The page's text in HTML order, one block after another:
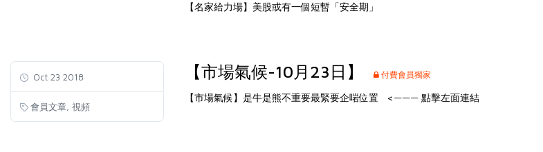
【名家給力場】美股或有一個短暫「安全期」
Oct 23 2018
會員文章 視頻
【市場氣候-10月23日】 付費會員獨家
【市場氣候】是牛是熊不重要最緊要企啱位置 <——— 點擊左面連結